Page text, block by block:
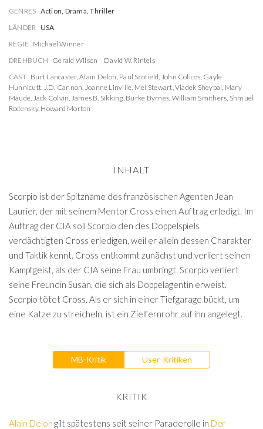
GENRES Action, Drama, Thriller
LÄNDER USA
REGIE Michael Winner
DREHBUCH Gerald Wilson
David W. Rintels
CAST Burt Lancaster,Alain Delon, Paul Scofield, John Colicos, Gayle
Hunnicutt, J.D. Cannon, Joanne Linville, Mel Stewart,Vladek Sheybal, Mary
Maude, Jack Colvin, James B. Sikking, Burke Byrnes, William Smithers, Shmuel
Rodensky, Howard Morton
INHALT
Scorpio ist der Spitzname des französischen Agenten Jean
Laurier, der mit seinem Mentor Cross einen Auftrag erledigt. Im
Auftrag der CIA soll Scorpio den des Doppelspiels
verdächtigten Cross erledigen, weil er allein dessen Charakter
und Taktik kennt. Cross entkommt zunächst und verliert seinen
Kampfgeist, als der CIA seine Frau umbringt. Scorpio verliert
seine Freundin Susan, die sich als Doppelagentin erweist.
Scorpio tötet Cross. Als er sich in einer Tiefgarage bückt, um
eine Katze zu streicheln, ist ein Zielfernrohr auf ihn angelegt.
MB-Kritik User-Kritiken
KRITIK
Alain Delongilt spätestens seit seiner Paraderolle in Der